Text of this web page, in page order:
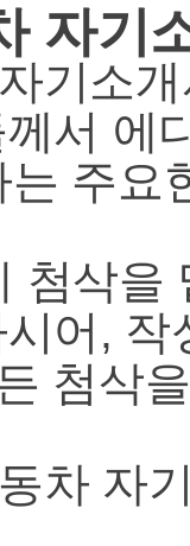
자기
기소
서 에
주요
첨삭을
어,
첨삭
차 자